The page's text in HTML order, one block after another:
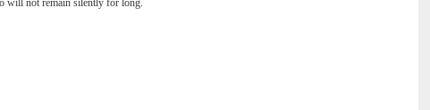
will not remain silently for long.